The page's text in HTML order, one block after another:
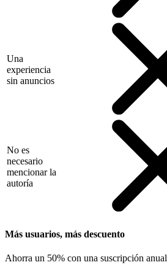
Una
experiencia
sin anuncios
No es
necesario
mencionar la
autoría
Más usuarios, más descuento
Ahorra un 50% con una suscripción anual